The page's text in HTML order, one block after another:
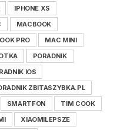
IPHONE XS
MACBOOK
PRO
MAC MINI
PORADNIK
IOS
ZBITASZYBKA.PL
SMARTFON
TIM COOK
XIAOMILEPSZE